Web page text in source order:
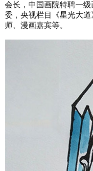
会长，中国画院特聘一
委，央视栏目《星光大
师、漫画嘉宾等。